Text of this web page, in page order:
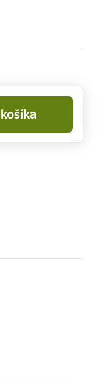
košíka